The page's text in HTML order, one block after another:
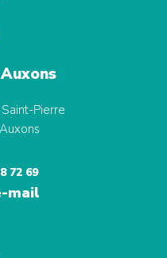
Pierre
72 69
mail